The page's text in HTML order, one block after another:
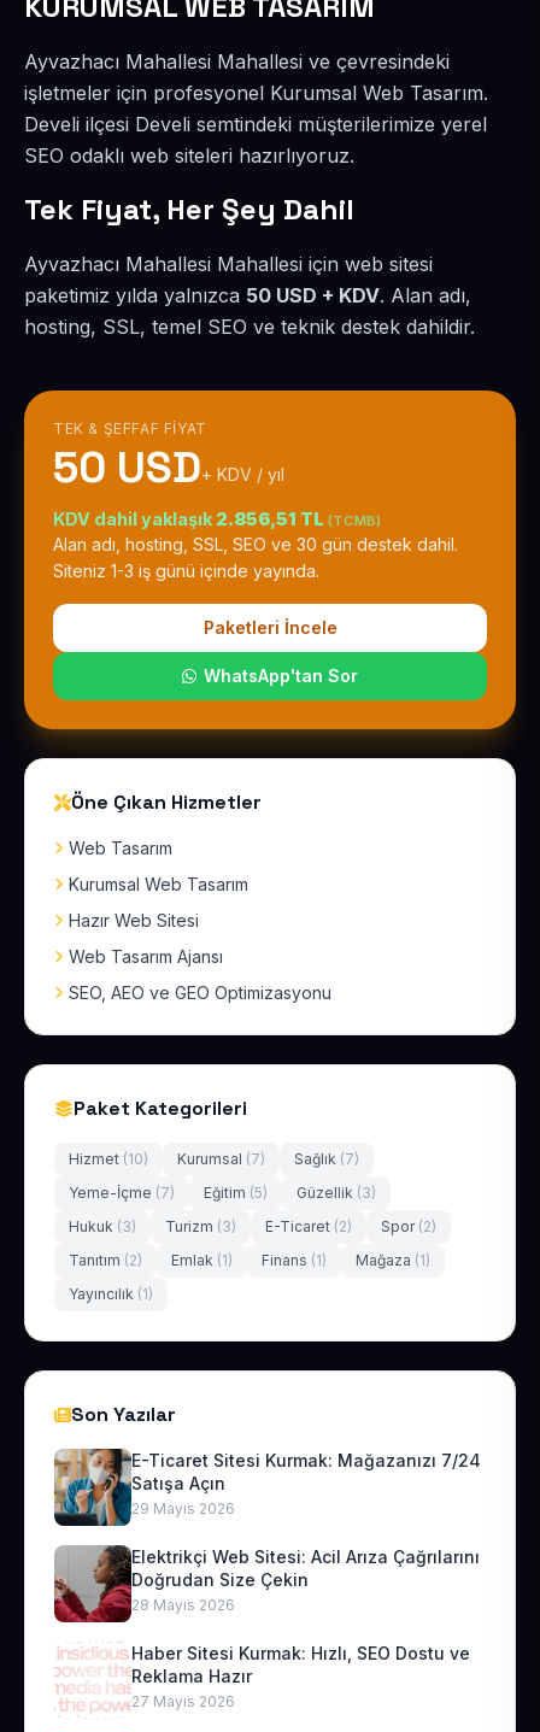
Ayvazhacı Mahallesi Mahallesi ve çevresindeki
işletmeler için profesyonel Kurumsal Web Tasarım.
Develi ilçesi Develi semtindeki müşterilerimize yerel
SEO odaklı web siteleri hazırlıyoruz.
Tek Fiyat, Her Şey Dahil
Ayvazhacı Mahallesi Mahallesi için web sitesi
paketimiz yılda yalnızca 50 USD + KDV. Alan adı,
hosting, SSL, temel SEO ve teknik destek dahildir.
TEK & ŞEFFAF FIYAT
50 USD+ KDV / yıl
KDV dahil yaklaşık 2.856,51 TL (TCMB)
Alan adı, hosting, SSL, SEO ve 30 gün destek dahil.
Siteniz 1-3 iş günü içinde yayında.
Paketleri İncele
WhatsApp'tan Sor
Öne Çıkan Hizmetler
Web Tasarım
Kurumsal Web Tasarım
Hazır Web Sitesi
Web Tasarım Ajansı
SEO, AEO ve GEO Optimizasyonu
Paket Kategorileri
Hizmet (10) Kurumsal (7) Sağlık (7)
Yeme-İçme (7) Eğitim (5) Güzellik (3)
Hukuk (3) Turizm (3) E-Ticaret (2) Spor (2)
Tanıtım (2) Emlak (1) Finans (1) Mağaza (1)
Yayıncılık (1)
Son Yazılar
E-Ticaret Sitesi Kurmak: Mağazanızı 7/24
Satışa Açın
29 Mayıs 2026
Elektrikçi Web Sitesi: Acil Arıza Çağrılarını
Doğrudan Size Çekin
28 Mayıs 2026
Haber Sitesi Kurmak: Hızlı, SEO Dostu ve
Reklama Hazır
27 Mayıs 2026